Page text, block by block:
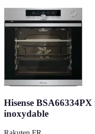
Hisense
inoxydable